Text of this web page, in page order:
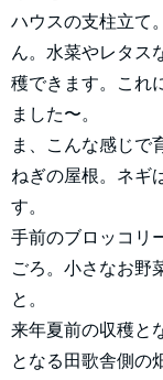
ハウスの支柱立て
ん。水菜やレタス
穫できます。これ
ました〜。
ま、こんな感じで
ねぎの屋根。ネギ
す。
手前のブロッコリ
ごろ。小さなお野
と。
来年夏前の収穫と
となる田歌舎側の